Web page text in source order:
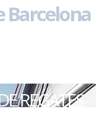
Barcelona
to content
to content
REGATES